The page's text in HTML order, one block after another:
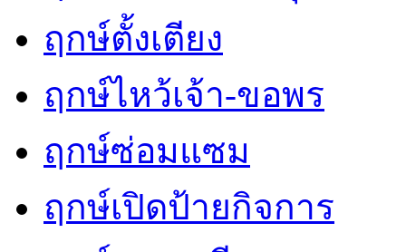
ฤกษ์ตั้งเตียง
ฤกษ์ไหว้เจ้า-ขอพร
ฤกษ์ซ่อมแซม
ฤกษ์เปิดป้ายกิจการ